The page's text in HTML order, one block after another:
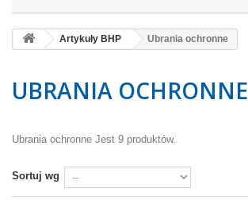
Artykuły BHP Ubrania ochronne
UBRANIA OCHRONNE
Ubrania ochronne Jest 9 produktów.
Sortuj wg